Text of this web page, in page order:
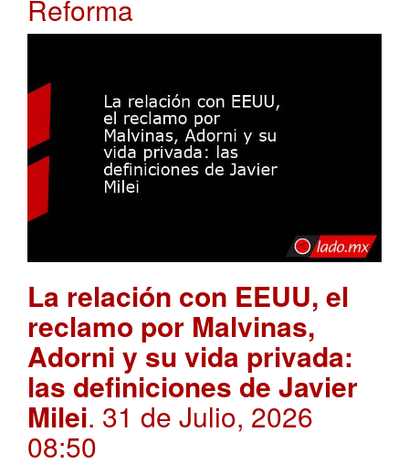
Reforma
La relación con EEUU, el
reclamo por Malvinas,
Adorni y su vida privada:
las definiciones de Javier
Milei. 31 de Julio, 2026
08:50